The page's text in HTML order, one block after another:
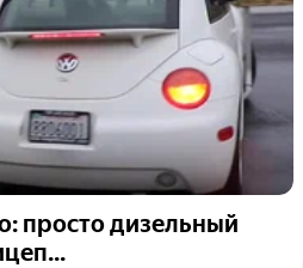
просто дизельный